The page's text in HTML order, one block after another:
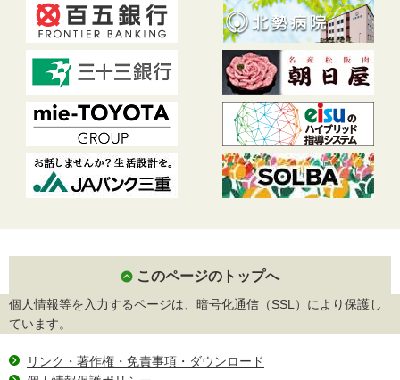
このページのトップへ
個人情報等を入力するページは、暗号化通信（SSL）により保護し
ています。
リンク・著作権・免責事項・ダウンロード